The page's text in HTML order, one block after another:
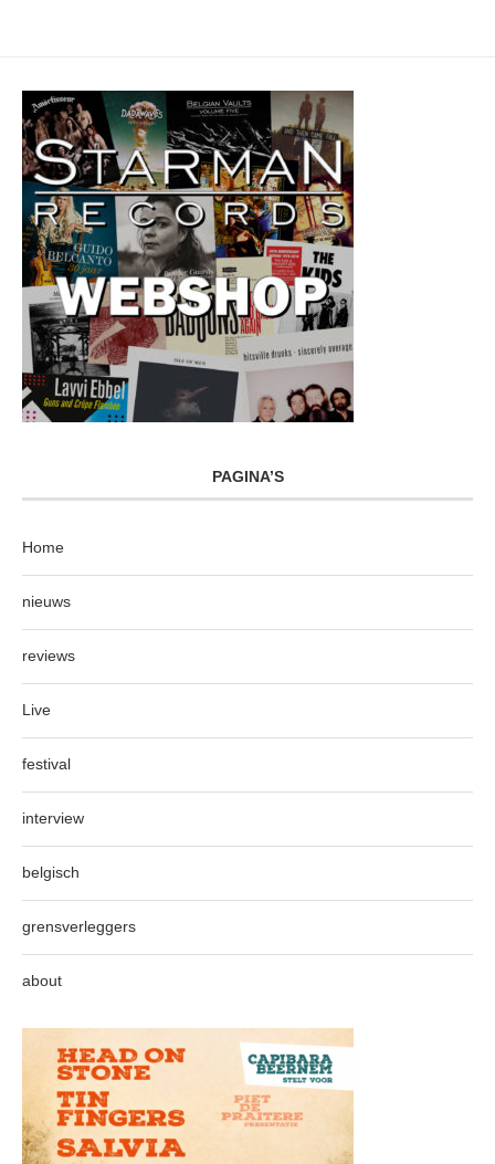
PAGINA’S
Home
nieuws
reviews
Live
festival
interview
belgisch
grensverleggers
about